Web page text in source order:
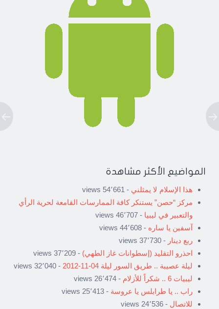
المواضيع الأكثر مشاهدة
هذا الإسلام لا يمثلني - 54٬661 views
مركز “حصن” يستنكر كافة الممارسات القامعة لحرية الرأي
والتعبير في ليبيا - 46٬707 views
آسفين يا ساره - 44٬608 views
ربع دينار - 37٬730 views
احذرو التقليد (إسطوانات غاز الطهي) - 37٬209 views
ليلة عصيبة .. طريق السور ليلة 04-11-2012
- 32٬040 views
ليبيات 6 .. شكراً للأزلام
- 26٬474 views
راب .. يا طرابلس يا عروسة - 25٬413 views
للاتصال - 24٬536 views